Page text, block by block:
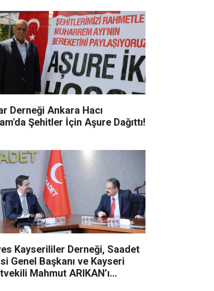
Derneği Ankara Hacı
Şehitler İçin Aşure Dağıttı!
Kayserililer Derneği, Saadet
Genel Başkanı ve Kayseri
Mahmut ARIKAN’ı